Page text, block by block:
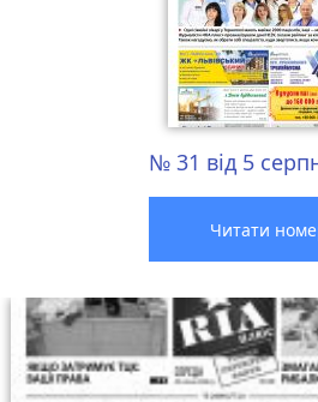
№ 31 від 5
Читати